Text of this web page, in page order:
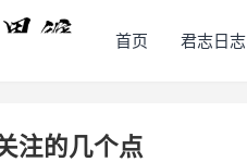
首页 君志日志
注的几个点